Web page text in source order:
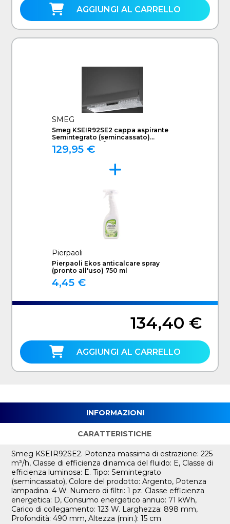
AGGIUNGI AL CARRELLO
SMEG
Smeg KSEIR92SE2 cappa aspirante
Semintegrato (semincassato)
Argento 225 m³/h D
129,95 €
Pierpaoli
Pierpaoli Ekos anticalcare spray
(pronto all'uso) 750 ml
4,45 €
134,40 €
AGGIUNGI AL CARRELLO
INFORMAZIONI
CARATTERISTICHE
Smeg KSEIR92SE2. Potenza massima di estrazione: 225
m³/h, Classe di efficienza dinamica del fluido: E, Classe di
efficienza luminosa: E. Tipo: Semintegrato
(semincassato), Colore del prodotto: Argento, Potenza
lampadina: 4 W. Numero di filtri: 1 pz. Classe efficienza
energetica: D, Consumo energetico annuo: 71 kWh,
Carico di collegamento: 123 W. Larghezza: 898 mm,
Profondità: 490 mm, Altezza (min.): 15 cm